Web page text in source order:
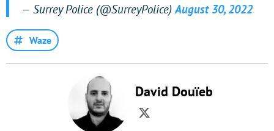
— Surrey Police (@SurreyPolice)August 30, 2022
Waze
David Douïeb
Twitter